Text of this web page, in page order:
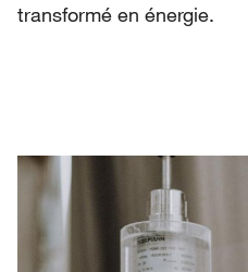
transformé en énergie.